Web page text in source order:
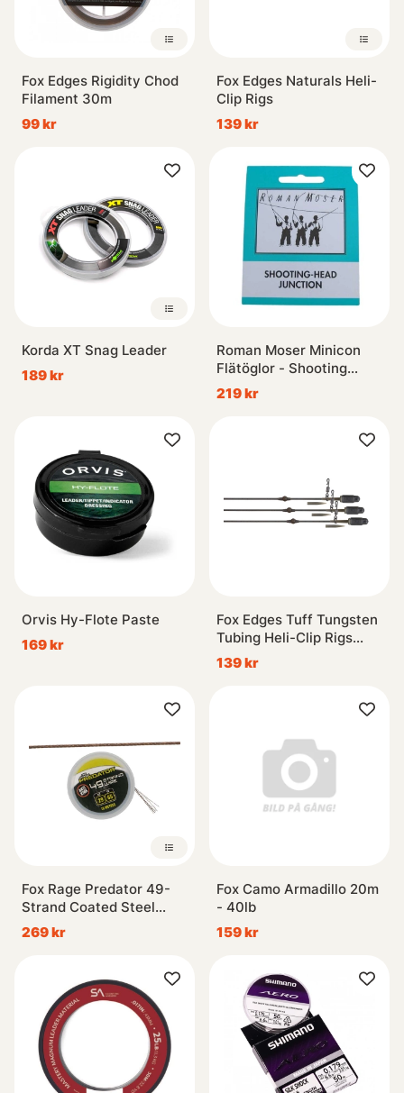
Fox Edges Rigidity Chod
Filament 30m
99 kr
Fox Edges Naturals Heli-
Clip Rigs
139 kr
Korda XT Snag Leader
189 kr
Roman Moser Minicon
Flätöglor - Shooting
Head
219 kr
Orvis Hy-Flote Paste
169 kr
Fox Edges Tuff Tungsten
Tubing Heli-Clip Rigs
3pcs
139 kr
Fox Rage Predator 49-
Strand Coated Steel
Wire
269 kr
Fox Camo Armadillo 20m
- 40lb
159 kr